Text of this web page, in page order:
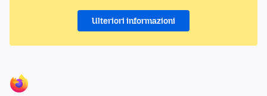
Ulteriori informazioni